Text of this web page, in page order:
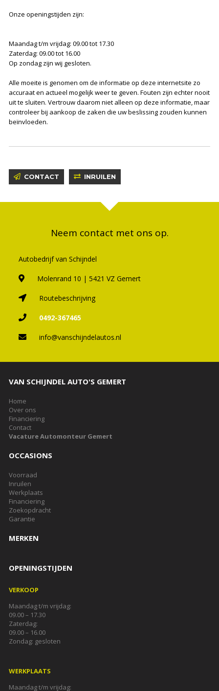
Onze openingstijden zijn:
Maandag t/m vrijdag: 09.00 tot 17.30
Zaterdag: 09.00 tot 16.00
Op zondag zijn wij gesloten.
Alle moeite is genomen om de informatie op deze internetsite zo
accuraat en actueel mogelijk weer te geven. Fouten zijn echter nooit
uit te sluiten. Vertrouw daarom niet alleen op deze informatie, maar
controleer bij aankoop de zaken die uw beslissing zouden kunnen
beïnvloeden.
CONTACT INRUILEN
Neem contact met ons op.
Autobedrijf van Schijndel
Molenrand 10 | 5421 VZ Gemert
Routebeschrijving
0492-367465
info@vanschijndelautos.nl
VAN SCHIJNDEL AUTO'S GEMERT
Home
Over ons
Financiering
Contact
Vacature Automonteur Gemert
OCCASIONS
Voorraad
Inruilen
Werkplaats
Financiering
Zoekopdracht
Garantie
MERKEN
OPENINGSTIJDEN
VERKOOP
Maandag t/m vrijdag:
09.00 – 17.30
Zaterdag:
09.00 – 16.00
Zondag: gesloten
WERKPLAATS
Maandag t/m vrijdag: